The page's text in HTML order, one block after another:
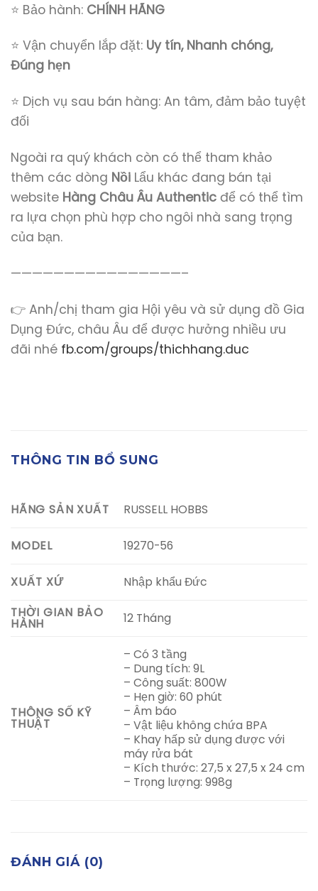
⭐ Bảo hành: CHÍNH HÃNG
⭐ Vận chuyển lắp đặt: Uy tín, Nhanh chóng,
Đúng hẹn
⭐ Dịch vụ sau bán hàng: An tâm, đảm bảo tuyệt
đối
Ngoài ra quý khách còn có thể tham khảo
thêm các dòng Nồi Lẩu khác đang bán tại
website Hàng Châu Âu Authentic để có thể tìm
ra lựa chọn phù hợp cho ngôi nhà sang trọng
của bạn.
————————————————–
👉 Anh/chị tham gia Hội yêu và sử dụng đồ Gia
Dụng Đức, châu Âu để được hưởng nhiều ưu
đãi nhé fb.com/groups/thichhang.duc
THÔNG TIN BỔ SUNG
HÃNG SẢN XUẤT RUSSELL HOBBS
MODEL 19270-56
XUẤT XỨ
Nhập khẩu Đức
THỜI GIAN BẢO
HÀNH 12 Tháng
THÔNG SỐ KỸ
THUẬT
– Có 3 tầng
– Dung tích: 9L
– Công suất: 800W
– Hẹn giờ: 60 phút
– Âm báo
– Vật liệu không chứa BPA
– Khay hấp sử dụng được với
máy rửa bát
– Kích thước: 27,5 x 27,5 x 24 cm
– Trọng lượng: 998g
ĐÁNH GIÁ (0)